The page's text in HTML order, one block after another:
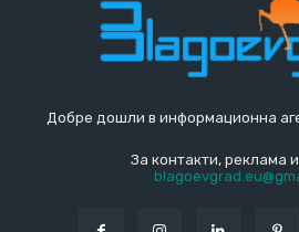
Добре дошли в информационна
За контакти, реклама